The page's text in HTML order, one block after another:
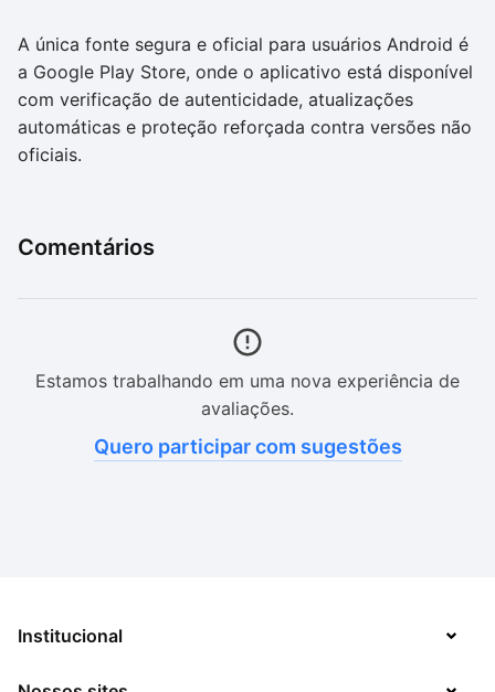
A única fonte segura e oficial para usuários Android é
a Google Play Store, onde o aplicativo está disponível
com verificação de autenticidade, atualizações
automáticas e proteção reforçada contra versões não
oficiais.
Comentários
Estamos trabalhando em uma nova experiência de
avaliações.
Quero participar com sugestões
Institucional